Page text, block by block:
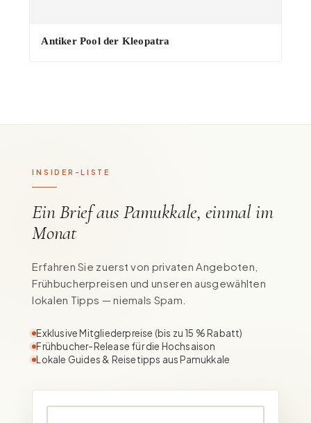
Antiker Pool der Kleopatra
INSIDER-LISTE
Ein Brief aus Pamukkale, einmal im
Monat
Erfahren Sie zuerst von privaten Angeboten,
Frühbucherpreisen und unseren ausgewählten
lokalen Tipps — niemals Spam.
Exklusive Mitgliederpreise (bis zu 15 % Rabatt)
Frühbucher-Release für die Hochsaison
Lokale Guides & Reisetipps aus Pamukkale